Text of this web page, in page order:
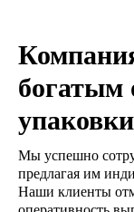
богатым
Мы успешно
предлагая им
Наши клиенты